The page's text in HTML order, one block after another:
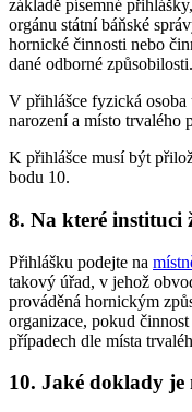
základě písemné
orgánu státní báňské
hornické činnosti nebo
dané odborné způsobilosti.
V přihlášce fyzická
narození a místo trvalého
K přihlášce musí být
bodu 10.
8. Na které instituci
Přihlášku podejte na
takový úřad, v jehož
prováděná hornickým
organizace, pokud
případech dle místa
10. Jaké doklady je